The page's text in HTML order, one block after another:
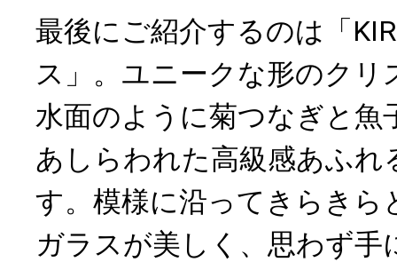
最後にご紹介するのは「
ス」。ユニークな形のクリ
水面のように菊つなぎと魚
あしらわれた高級感あふれ
す。模様に沿ってきらきら
ガラスが美しく、思わず手